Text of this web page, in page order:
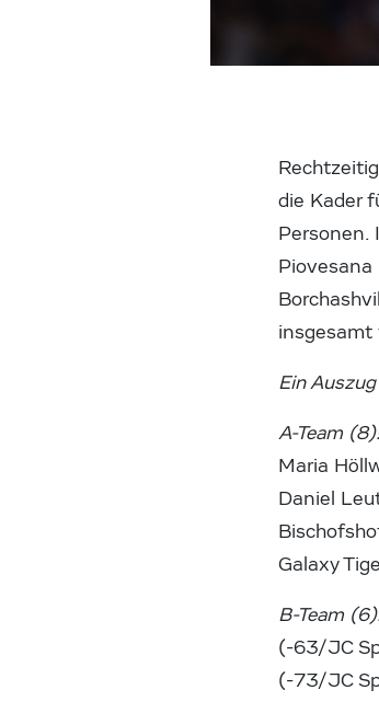
die Kader
Personen.
Ein
A-Team
Maria
Daniel
Galaxy
B-Team
(-63/JC
(-73/JC